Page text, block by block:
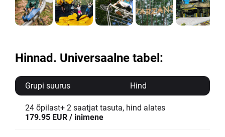
Hinnad. Universaalne tabel:
Grupi suurus Hind
24 õpilast+ 2 saatjat tasuta, hind alates
179.95 EUR / inimene